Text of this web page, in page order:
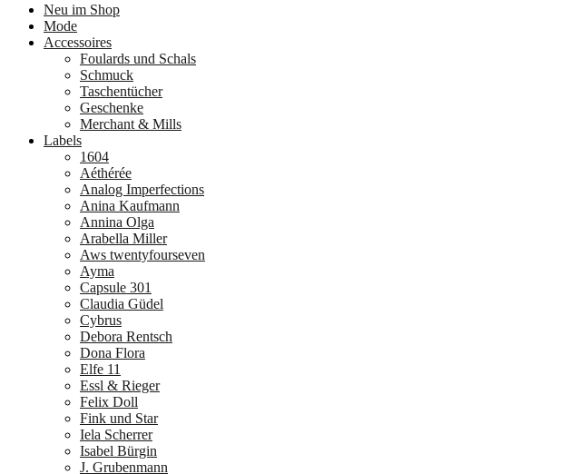
Neu im Shop
Mode
Accessoires
Foulards und Schals
Schmuck
Taschentücher
Geschenke
Merchant & Mills
Labels
1604
Aéthérée
Analog Imperfections
Anina Kaufmann
Annina Olga
Arabella Miller
Aws twentyfourseven
Ayma
Capsule 301
Claudia Güdel
Cybrus
Debora Rentsch
Dona Flora
Elfe 11
Essl & Rieger
Felix Doll
Fink und Star
Iela Scherrer
Isabel Bürgin
J. Grubenmann